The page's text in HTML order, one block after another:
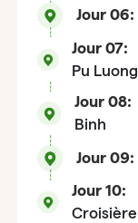
Jour 06:
Jour 07:
Pu Luong
Jour 08:
Binh
Jour 09:
Jour 10:
Croisière